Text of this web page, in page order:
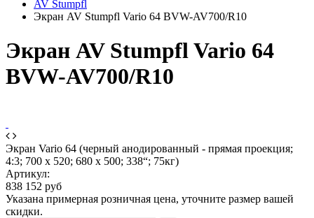
AV Stumpfl
Экран AV Stumpfl Vario 64 BVW-AV700/R10
Экран AV Stumpfl Vario 64
BVW-AV700/R10
Экран Vario 64 (черный анодированный - прямая проекция;
4:3; 700 x 520; 680 x 500; 338“; 75кг)
Артикул:
838 152 руб
Указана примерная розничная цена, уточните размер вашей
скидки.